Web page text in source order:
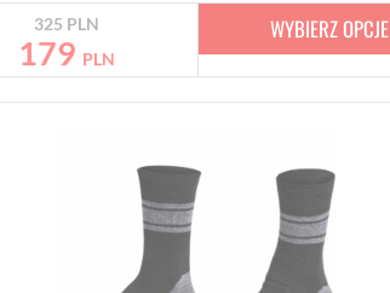
325 PLN
179 PLN
WYBIERZ OPCJE